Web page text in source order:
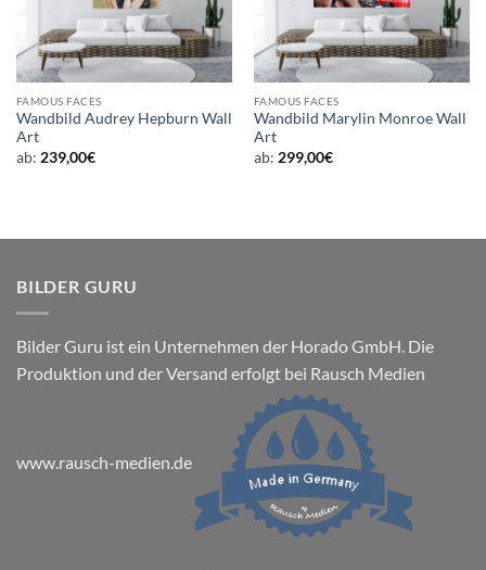
FAMOUS FACES
Wandbild Audrey Hepburn Wall
Art
ab: 239,00€
FAMOUS FACES
Wandbild Marylin Monroe Wall
Art
ab: 299,00€
BILDER GURU
Bilder Guru ist ein Unternehmen der Horado GmbH. Die
Produktion und der Versand erfolgt bei Rausch Medien
www.rausch-medien.de